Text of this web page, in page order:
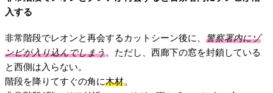
入する
非常階段でレオンと再会するカットシーン後に、 警察署内にゾ
ンビが入り込んでしまう。ただし、西廊下の窓を封鎖している
と西側は入らない。
階段を降りてすぐの角に木材。